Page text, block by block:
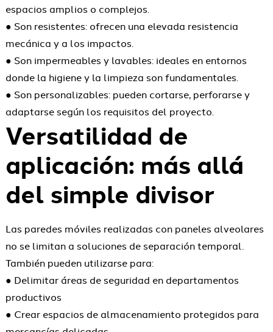
espacios amplios o complejos.
● Son resistentes: ofrecen una elevada resistencia
mecánica y a los impactos.
● Son impermeables y lavables: ideales en entornos
donde la higiene y la limpieza son fundamentales.
● Son personalizables: pueden cortarse, perforarse y
adaptarse según los requisitos del proyecto.
Versatilidad de
aplicación: más allá
del simple divisor
Las paredes móviles realizadas con paneles alveolares
no se limitan a soluciones de separación temporal.
También pueden utilizarse para:
● Delimitar áreas de seguridad en departamentos
productivos
● Crear espacios de almacenamiento protegidos para